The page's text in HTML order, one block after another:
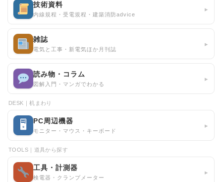
技術資料
内線規程・受電規程・建築消防advice
▸
雑誌
電気と工事・新電気ほか月刊誌
▸
読み物・コラム
図解入門・マンガでわかる
▸
DESK｜机まわり
🖥 PC周辺機器
モニター・マウス・キーボード
▸
TOOLS｜道具から探す
工具・計測器
検電器・クランプメーター
▸